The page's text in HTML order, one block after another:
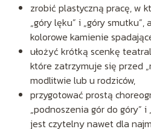
zrobić plastyczną pracę, w
„góry lęku” i „góry
kolorowe kamienie
ułożyć krótką scenkę
które zatrzymuje się przed
modlitwie lub u rodziców,
przygotować prostą
„podnoszenia gór do góry”
jest czytelny nawet dla